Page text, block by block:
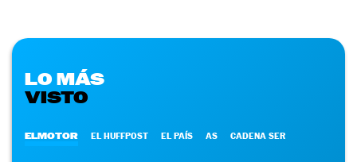
LO MÁS
VISTO
ELMOTOR EL HUFFPOST EL PAÍS AS CADENA SER